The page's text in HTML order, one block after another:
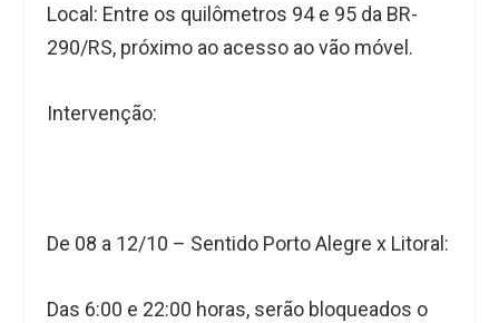
Local: Entre os quilômetros 94 e 95 da BR-
290/RS, próximo ao acesso ao vão móvel.
Intervenção:
De 08 a 12/10 – Sentido Porto Alegre x Litoral:
Das 6:00 e 22:00 horas, serão bloqueados o